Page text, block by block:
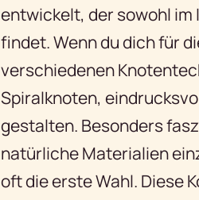
entwickelt, der sowohl im
findet. Wenn du dich für
verschiedenen
Spiralknoten,
gestalten. Besonders
natürliche Materialien
oft die erste Wahl. Diese